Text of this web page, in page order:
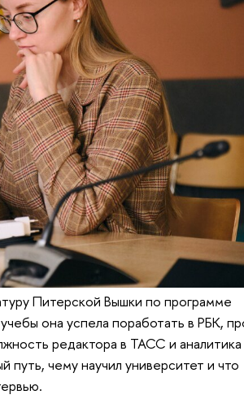
Питерской Вышки по программе
она успела поработать в РБК,
редактора в ТАСС и аналитика
чему научил университет и что